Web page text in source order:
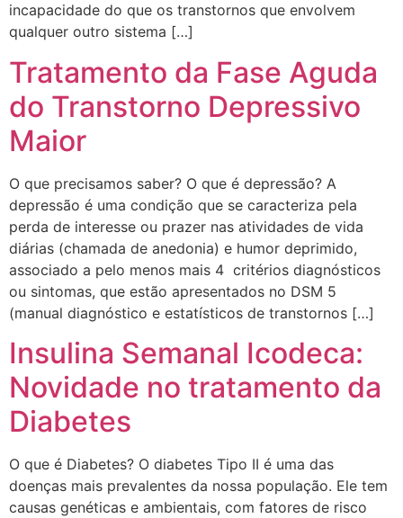
incapacidade do que os transtornos que envolvem
qualquer outro sistema […]
Tratamento da Fase Aguda
do Transtorno Depressivo
Maior
O que precisamos saber? O que é depressão? A
depressão é uma condição que se caracteriza pela
perda de interesse ou prazer nas atividades de vida
diárias (chamada de anedonia) e humor deprimido,
associado a pelo menos mais 4 critérios diagnósticos
ou sintomas, que estão apresentados no DSM 5
(manual diagnóstico e estatísticos de transtornos […]
Insulina Semanal Icodeca:
Novidade no tratamento da
Diabetes
O que é Diabetes? O diabetes Tipo II é uma das
doenças mais prevalentes da nossa população. Ele tem
causas genéticas e ambientais, com fatores de risco